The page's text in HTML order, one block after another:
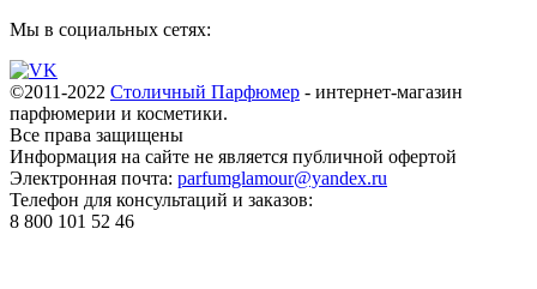
Мы в социальных сетях:
©2011-2022 Столичный Парфюмер - интернет-магазин
парфюмерии и косметики.
Все права защищены
Информация на сайте не является публичной офертой
Электронная почта: parfumglamour@yandex.ru
Телефон для консультаций и заказов:
8 800 101 52 46